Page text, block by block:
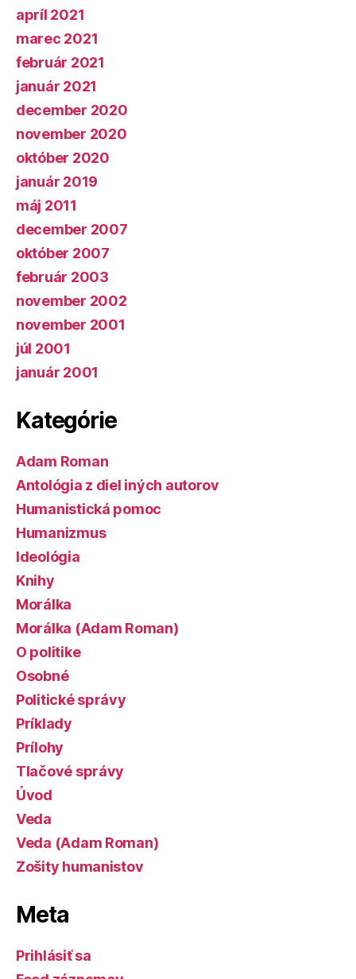
apríl 2021
marec 2021
február 2021
január 2021
december 2020
november 2020
október 2020
január 2019
máj 2011
december 2007
október 2007
február 2003
november 2002
november 2001
júl 2001
január 2001
Kategórie
Adam Roman
Antológia z diel iných autorov
Humanistická pomoc
Humanizmus
Ideológia
Knihy
Morálka
Morálka (Adam Roman)
O politike
Osobné
Politické správy
Príklady
Prílohy
Tlačové správy
Úvod
Veda
Veda (Adam Roman)
Zošity humanistov
Meta
Prihlásiť sa